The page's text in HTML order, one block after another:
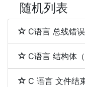
随机列表
C语言 总线错误（
C语言 结构体
C 语言 文件结